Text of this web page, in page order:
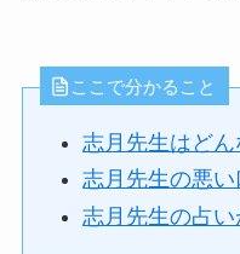
ここで分かること
志月先生はどん
志月先生の悪い
志月先生の占